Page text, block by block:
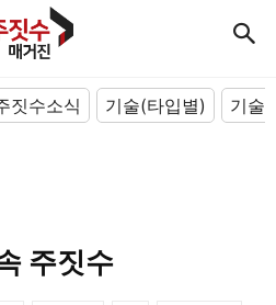
짓수소식 기술(타입별)
기술
주짓수